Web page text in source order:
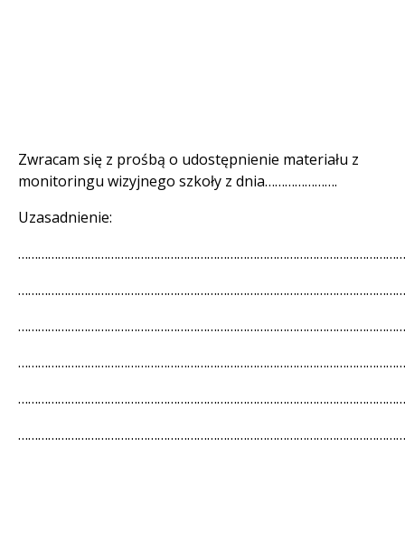
Zwracam się z prośbą o udostępnienie materiału z
monitoringu wizyjnego szkoły z dnia………………….
Uzasadnienie: